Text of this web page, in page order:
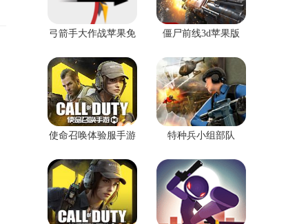
弓箭手大作战苹果免
僵尸前线3d苹果版
使命召唤体验服手游
特种兵小组部队